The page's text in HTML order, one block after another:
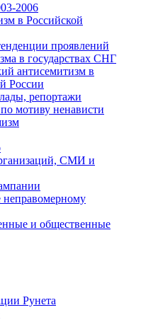
2006
в Российской
проявлений
в государствах СНГ
антисемитизм в
России
репортажи
мотиву ненависти
СМИ и
неправомерному
и общественные
Рунета